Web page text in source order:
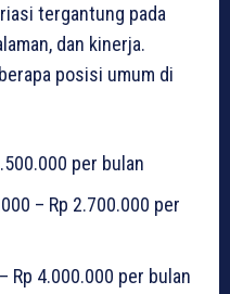
tergantung pada
dan kinerja.
posisi umum di
per bulan
– Rp 2.700.000 per
Rp 4.000.000 per bulan